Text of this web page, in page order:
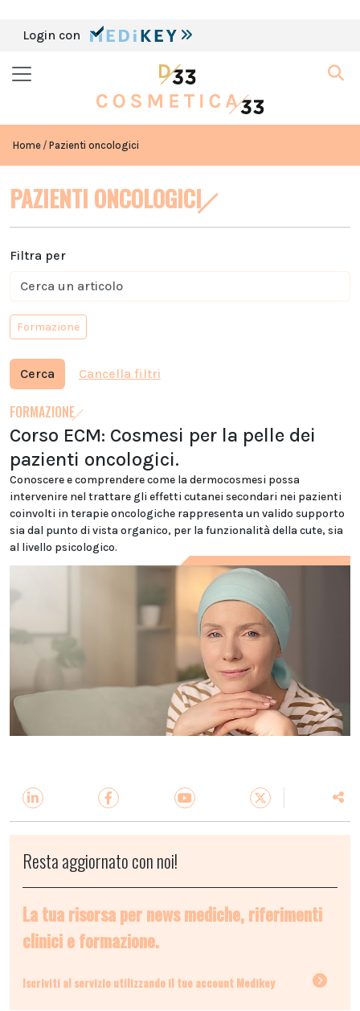
Login con
Home Pazienti oncologici
PAZIENTI ONCOLOGICI
Filtra per
Formazione
Cerca Cancella filtri
FORMAZIONE
Corso ECM: Cosmesi per la pelle dei
pazienti oncologici.
Conoscere e comprendere come la dermocosmesi possa
intervenire nel trattare gli effetti cutanei secondari nei pazienti
coinvolti in terapie oncologiche rappresenta un valido supporto
sia dal punto di vista organico, per la funzionalità della cute, sia
al livello psicologico.
Resta aggiornato con noi!
La tua risorsa per news mediche, riferimenti
clinici e formazione.
Iscriviti al servizio utilizzando il tuo account Medikey